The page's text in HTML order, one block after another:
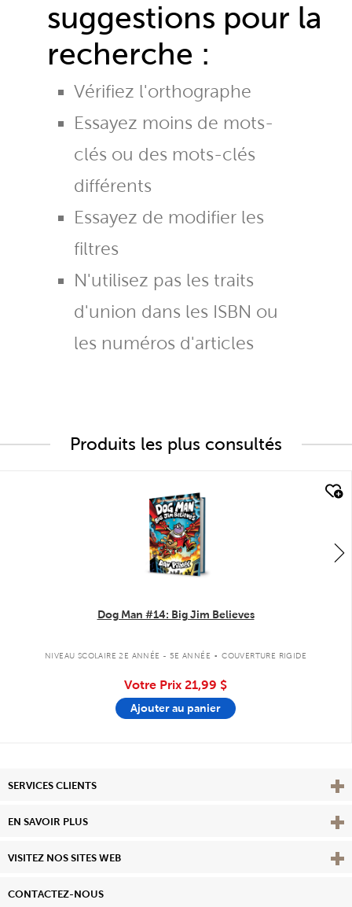
suggestions pour la
recherche :
Vérifiez l'orthographe
Essayez moins de mots-
clés ou des mots-clés
différents
Essayez de modifier les
filtres
N'utilisez pas les traits
d'union dans les ISBN ou
les numéros d'articles
Produits les plus consultés
Dog Man #14: Big Jim Believes
NIVEAU SCOLAIRE 2E ANNÉE - 5E ANNÉE . COUVERTURE RIGIDE
Votre Prix 21,99 $
Ajouter au panier
SERVICES CLIENTS
EN SAVOIR PLUS View
VISITEZ NOS SITES WEB
CONTACTEZ-NOUS